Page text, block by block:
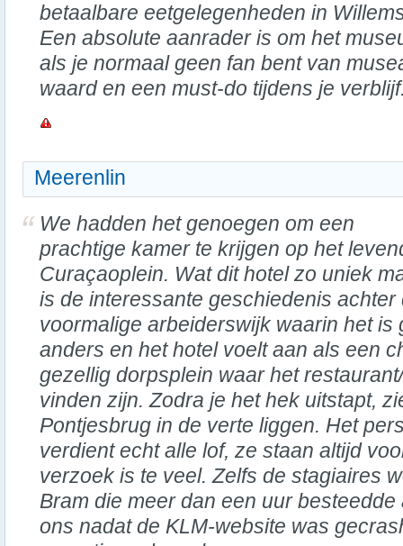
betaalbare eetgelegenheden in
Een absolute aanrader is om het
als je normaal geen fan bent van
waard en een must-do tijdens je
Meerenlin
We hadden het genoegen om een
prachtige kamer te krijgen op het
Curaçaoplein. Wat dit hotel zo uniek
is de interessante geschiedenis achter
voormalige arbeiderswijk waarin het is
anders en het hotel voelt aan als een
gezellig dorpsplein waar het
vinden zijn. Zodra je het hek uitstapt,
Pontjesbrug in de verte liggen. Het
verdient echt alle lof, ze staan altijd
verzoek is te veel. Zelfs de stagiaires
Bram die meer dan een uur
ons nadat de KLM-website was